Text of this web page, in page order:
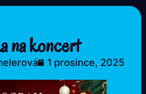
na koncert
1 prosince, 2025